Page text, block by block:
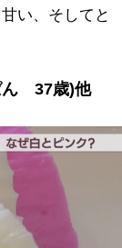
い、そしてと
ん 37歳)他